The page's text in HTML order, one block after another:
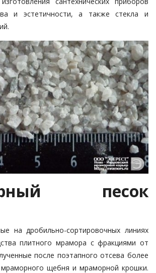
и эстетичности, а также стекла и
песок
на дробильно-сортировочных линиях
плитного мрамора с фракциями от
после поэтапного отсева более
щебня и мраморной крошки.